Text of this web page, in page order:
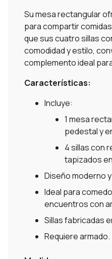
Su mesa rectangular
para compartir
que sus cuatro sillas
comodidad y estilo,
complemento ideal
Características:
Incluye:
1 mesa
pedestal y
4 sillas con
tapizados
Diseño moderno
Ideal para
encuentros con
Sillas fabricadas
Requiere armado.